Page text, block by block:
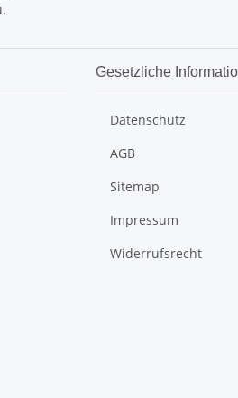
Gesetzliche
Datenschutz
AGB
Sitemap
Impressum
Widerrufsrecht